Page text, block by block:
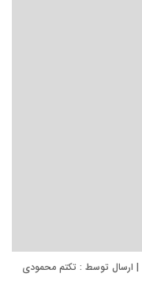
تکتم محمودی